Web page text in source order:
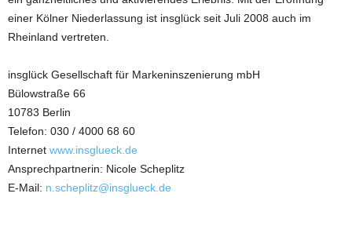
einer Kölner Niederlassung ist insglück seit Juli 2008 auch im
Rheinland vertreten.
insglück Gesellschaft für Markeninszenierung mbH
Bülowstraße 66
10783 Berlin
Telefon: 030 / 4000 68 60
Internet www.insglueck.de
Ansprechpartnerin: Nicole Scheplitz
E-Mail: n.scheplitz@insglueck.de